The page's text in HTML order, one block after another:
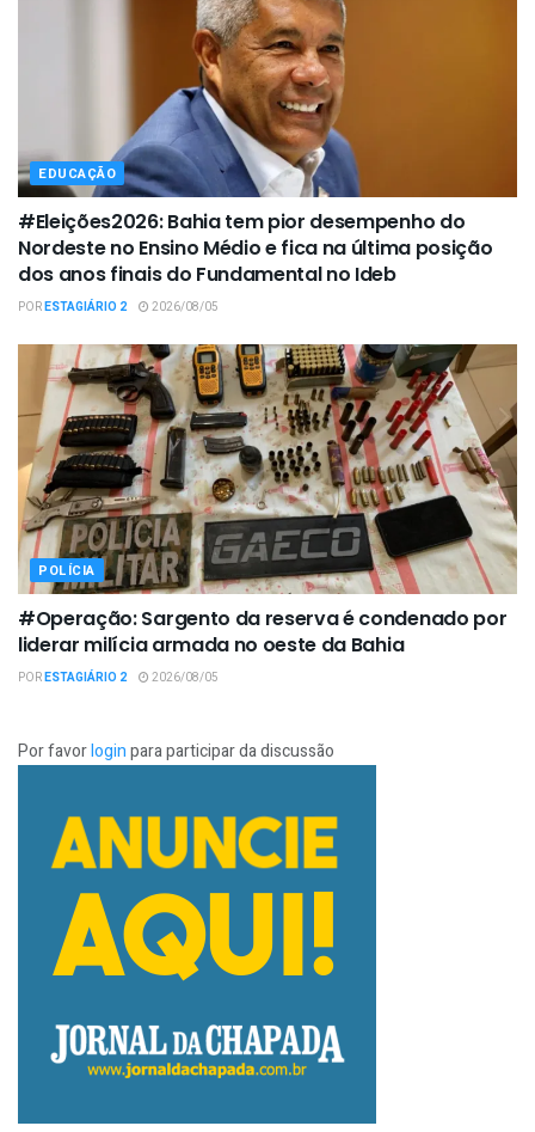
EDUCAÇÃO
#Eleições2026: Bahia tem pior desempenho do
Nordeste no Ensino Médio e fica na última posição
dos anos finais do Fundamental no Ideb
PORESTAGIÁRIO 2 2026/08/05
POLÍCIA
#Operação: Sargento da reserva é condenado por
liderar milícia armada no oeste da Bahia
PORESTAGIÁRIO 2 2026/08/05
Por favorloginpara participar da discussão